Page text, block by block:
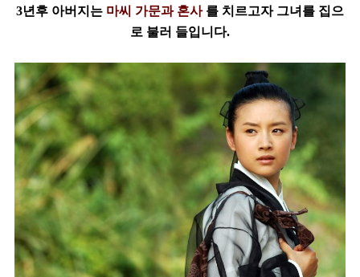
3년후 아버지는 마씨 가문과 혼사 를 치르고자 그녀를 집으
로 불러 들입니다.